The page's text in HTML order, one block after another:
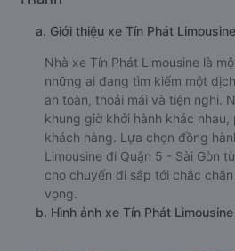
a. Giới thiệu xe Tín Phát Limousine
Nhà xe Tín Phát Limousine là
những ai đang tìm kiếm một
an toàn, thoải mái và tiện nghi.
khung giờ khởi hành khác
khách hàng. Lựa chọn đồng
Limousine đi Quận 5 - Sài Gòn
cho chuyến đi sắp tới chắc
vọng.
b. Hình ảnh xe Tín Phát Limousine